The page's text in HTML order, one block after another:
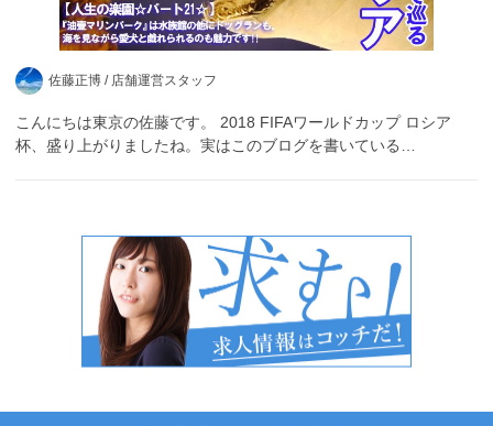
佐藤正博 / 店舗運営スタッフ
こんにちは東京の佐藤です。 2018 FIFAワールドカップ ロシア
杯、盛り上がりましたね。実はこのブログを書いている…